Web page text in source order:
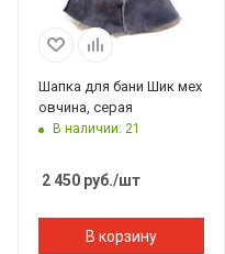
Шапка для бани Шик мех
овчина, серая
В наличии: 21
2 450 руб./шт
В корзину